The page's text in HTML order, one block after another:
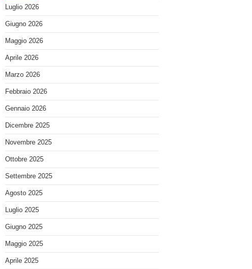
Luglio 2026
Giugno 2026
Maggio 2026
Aprile 2026
Marzo 2026
Febbraio 2026
Gennaio 2026
Dicembre 2025
Novembre 2025
Ottobre 2025
Settembre 2025
Agosto 2025
Luglio 2025
Giugno 2025
Maggio 2025
Aprile 2025